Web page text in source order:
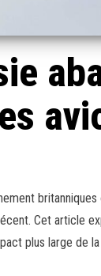
britanniques
Cet article
plus large de